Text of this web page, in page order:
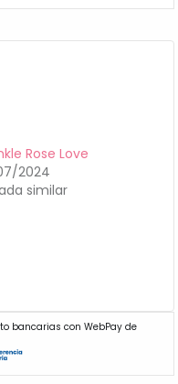
Rose Love
2024
similar
bancarias con WebPay de